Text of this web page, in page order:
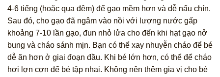
4-6 tiếng (hoặc qua đêm) để gạo mềm hơn và dễ nấu chín.
Sau đó, cho gạo đã ngâm vào nồi với lượng nước gấp
khoảng 7-10 lần gạo, đun nhỏ lửa cho đến khi hạt gạo nở
bung và cháo sánh mịn. Bạn có thể xay nhuyễn cháo để bé
dễ ăn hơn ở giai đoạn đầu. Khi bé lớn hơn, có thể để cháo
hơi lợn cợn để bé tập nhai. Không nên thêm gia vị cho bé